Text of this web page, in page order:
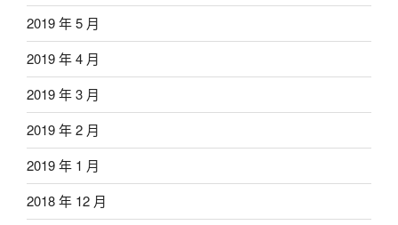
2019 年 5 月
2019 年 4 月
2019 年 3 月
2019 年 2 月
2019 年 1 月
2018 年 12 月